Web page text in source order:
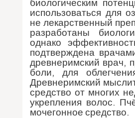
биологическим
использоваться для
не лекарственный
разработаны
однако
подтверждена
древнеримский врач,
боли, для
Древнеримский
средство от многих
укрепления волос.
мочегонное средство.